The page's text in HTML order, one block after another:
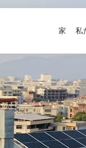
家 私